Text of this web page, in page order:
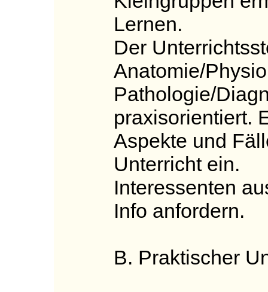
Lernen.
Der
Anatomie/
Pathologie/
praxisorientiert.
Aspekte und
Unterricht ein.
Interessenten
Info anfordern.
B. Praktischer